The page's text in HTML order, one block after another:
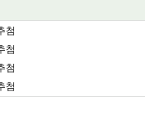
첨
첨
첨
첨